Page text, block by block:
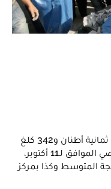
تمكنت مصالح الجمارك من حجز حوالي ثمانية أطنان و342 كلغ
من مخدر الشيرا، منذ يوم الجمعة الماضي الموافق لـ11 أكتوبر،
المتوسط وكذا بمركز